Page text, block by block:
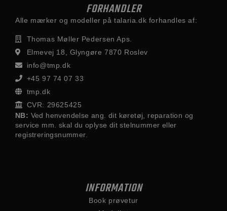
FORHANDLER
Alle mærker og modeller på talaria.dk forhandles af:
Thomas Møller Pedersen Aps.
Elmevej 18, Glyngøre 7870 Roslev
info@tmp.dk
+45 97 74 07 33
tmp.dk
CVR: 29625425
NB: Ved henvendelse ang. dit køretøj, reparation og
service mm. skal du oplyse dit stelnummer eller
registreringsnummer.
INFORMATION
Book prøvetur